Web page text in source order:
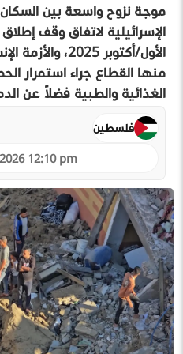
موجة نزوح واسعة بين
الإسرائيلية لاتفاق وقف
الأول/أكتوبر
منها القطاع جراء استمرار
الغذائية والطبية فضلاً عن
12:10 pm
فلسطين